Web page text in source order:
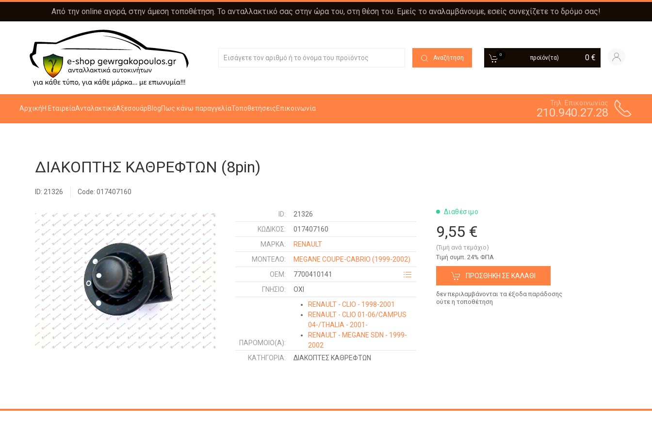
Από την online αγορά, στην άμεση τοποθέτηση. Το ανταλλακτικό σας στην ώρα του, στη θέση του. Εμείς το αναλαμβάνουμε, εσείς συνεχίζετε το δρόμο σας!
Αναζήτηση 0 προϊόν(τα) 0 €
ΑρχικήΗ ΕταιρείαΑνταλακτικάΑξεσουάρBlogΠως κάνω παραγγελίαΤοποθετήσειςΕπικοινωνία
Τηλ. Επικοινωνίας
210.940.27.28
ΔΙΑΚΟΠΤΗΣ ΚΑΘΡΕΦΤΩΝ (8pin)
ID: 21326 Code: 017407160
ID:
21326
ΚΩΔΙΚΌΣ:
017407160
ΜΑΡΚΑ:
RENAULT
ΜΟΝΤΕΛΟ:
MEGANE COUPE-CABRIO (1999-2002)
OEM:
7700410141
ΓΝΉΣΙΟ:
ΟΧΙ
ΠΑΡΌΜΟΙΟ(Α):
RENAULT - CLIO - 1998-2001
RENAULT - CLIO 01-06/CAMPUS
04-/THALIA - 2001-
RENAULT - MEGANE SDN - 1999-
2002
DACIA - SANDERO - 2008-2012
ΚΑΤΗΓΟΡΊΑ: ΔΙΑΚΟΠΤΕΣ ΚΑΘΡΕΦΤΩΝ
Διαθέσιμο
9,55 €
(Τιμή ανά τεμάχιο)
Tιμή συμπ. 24% ΦΠΑ
ΠΡΟΣΘΉΚΗ ΣΕ ΚΑΛΆΘΙ
δεν περιλαμβάνονται τα έξοδα παράδοσης
ούτε η τοποθέτηση